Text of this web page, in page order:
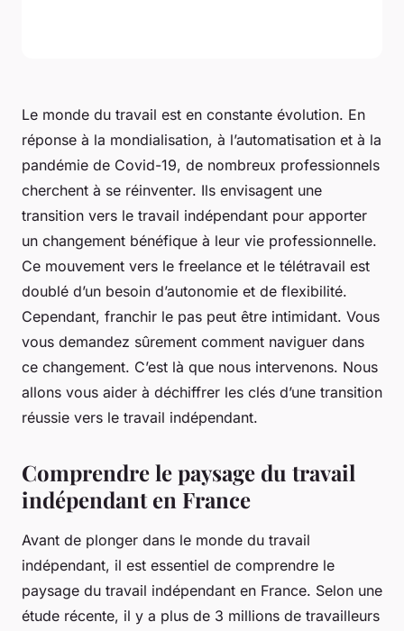
Le monde du travail est en constante évolution. En
réponse à la mondialisation, à l’automatisation et à la
pandémie de Covid-19, de nombreux professionnels
cherchent à se réinventer. Ils envisagent une
transition vers le travail indépendant pour apporter
un changement bénéfique à leur vie professionnelle.
Ce mouvement vers le freelance et le télétravail est
doublé d’un besoin d’autonomie et de flexibilité.
Cependant, franchir le pas peut être intimidant. Vous
vous demandez sûrement comment naviguer dans
ce changement. C’est là que nous intervenons. Nous
allons vous aider à déchiffrer les clés d’une transition
réussie vers le travail indépendant.
Comprendre le paysage du travail
indépendant en France
Avant de plonger dans le monde du travail
indépendant, il est essentiel de comprendre le
paysage du travail indépendant en France. Selon une
étude récente, il y a plus de 3 millions de travailleurs